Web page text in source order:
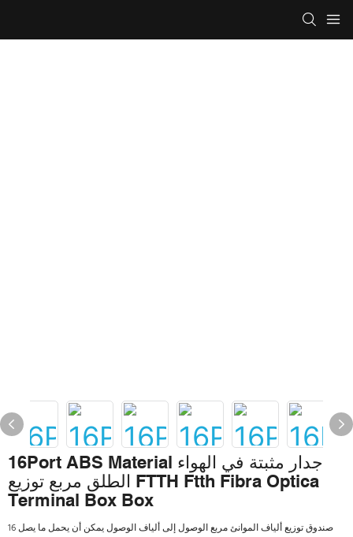
16Port ABS Material جدار مثبتة في الهواء
الطلق مربع توزيع FTTH Ftth Fibra Optica
Terminal Box Box
16 صندوق توزيع ألياف الموانئ مربع الوصول إلى ألياف الوصول يمكن أن يحمل ما يصل